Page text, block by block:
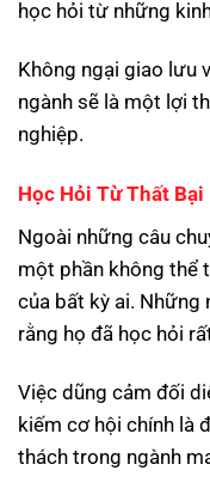
học hỏi từ những
Không ngại giao lưu
ngành sẽ là một lợi
nghiệp.
Học Hỏi Từ Thất Bại
Ngoài những câu
một phần không thể
của bất kỳ ai.
rằng họ đã học hỏi
Việc dũng cảm đối
kiếm cơ hội chính là
thách trong ngành